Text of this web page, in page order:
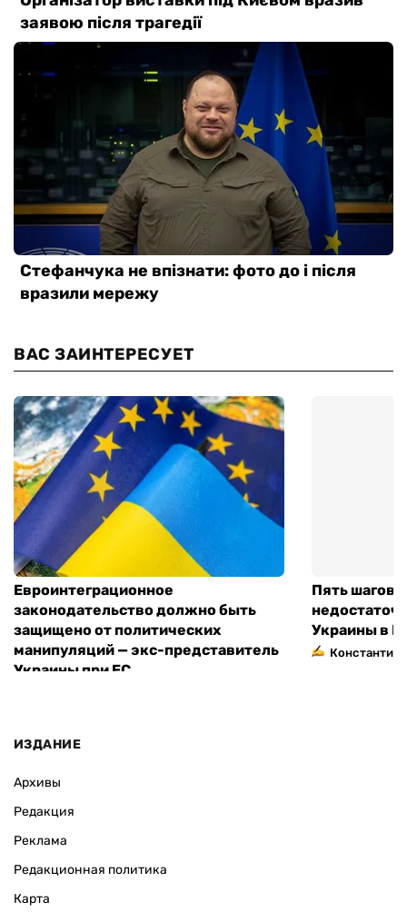
ВАС ЗАИНТЕРЕСУЕТ
Евроинтеграционное
законодательство должно быть
защищено от политических
манипуляций — экс-представитель
Украины при ЕС
Пять шагов
Украины в
Константин
ИЗДАНИЕ
Архивы
Редакция
Реклама
Редакционная политика
Карта